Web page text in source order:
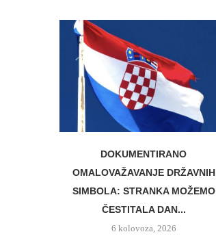
DOKUMENTIRANO
OMALOVAŽAVANJE DRŽAVNIH
SIMBOLA: STRANKA MOŽEMO
ČESTITALA DAN...
6 kolovoza, 2026